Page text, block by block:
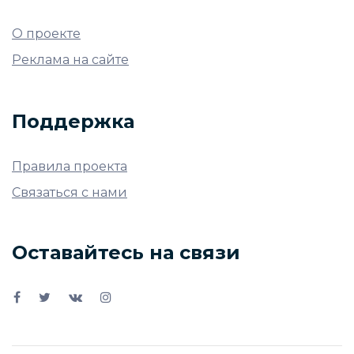
О проекте
Реклама на сайте
Поддержка
Правила проекта
Связаться с нами
Оставайтесь на связи